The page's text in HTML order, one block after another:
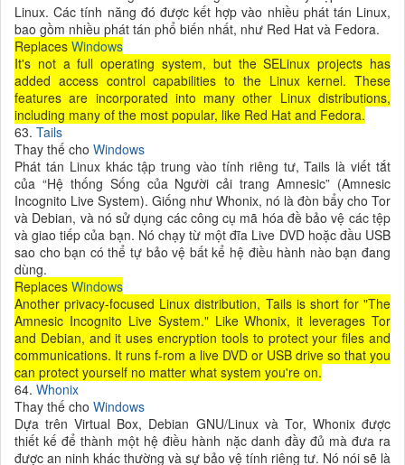
Linux. Các tính năng đó được kết hợp vào nhiều phát tán Linux,
bao gồm nhiều phát tán phổ biến nhất, như Red Hat và Fedora.
Replaces Windows
It's not a full operating system, but the SELinux projects has
added access control capabilities to the Linux kernel. These
features are incorporated into many other Linux distributions,
including many of the most popular, like Red Hat and Fedora.
63. Tails
Thay thế cho Windows
Phát tán Linux khác tập trung vào tính riêng tư, Tails là viết tắt
của “Hệ thống Sống của Người cải trang Amnesic” (Amnesic
Incognito Live System). Giống như Whonix, nó là đòn bẩy cho Tor
và Debian, và nó sử dụng các công cụ mã hóa đề bảo vệ các tệp
và giao tiếp của bạn. Nó chạy từ một đĩa Live DVD hoặc đầu USB
sao cho bạn có thể tự bảo vệ bất kể hệ điều hành nào bạn đang
dùng.
Replaces Windows
Another privacy-focused Linux distribution, Tails is short for "The
Amnesic Incognito Live System." Like Whonix, it leverages Tor
and Debian, and it uses encryption tools to protect your files and
communications. It runs f-rom a live DVD or USB drive so that you
can protect yourself no matter what system you're on.
64. Whonix
Thay thế cho Windows
Dựa trên Virtual Box, Debian GNU/Linux và Tor, Whonix được
thiết kế để thành một hệ điều hành nặc danh đầy đủ mà đưa ra
được an ninh khác thường và sự bảo vệ tính riêng tư. Nó nói sẽ là